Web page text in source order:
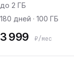
до 2 ГБ
180 дней · 100 ГБ
3 999 ₽/мес